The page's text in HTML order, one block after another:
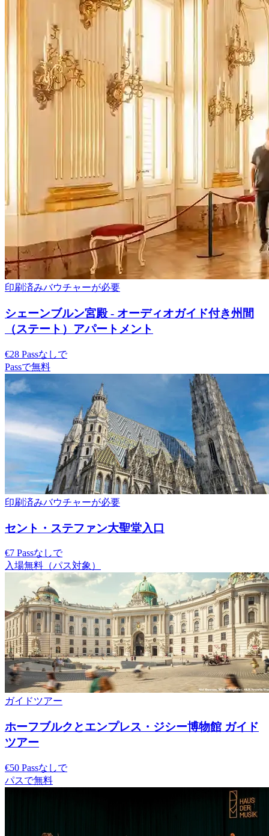
印刷済みバウチャーが必要
シェーンブルン宮殿 - オーディオガイド付き州間
（ステート）アパートメント
€28 Passなしで
Passで無料
印刷済みバウチャーが必要
セント・ステファン大聖堂入口
€7 Passなしで
入場無料（パス対象）
ガイドツアー
ホーフブルクとエンプレス・ジシー博物館 ガイド
ツアー
€50 Passなしで
パスで無料